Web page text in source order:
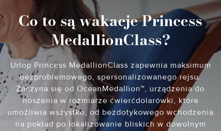
Co to są wakacje Princess
MedallionClass?
Urlop Princess MedallionClass zapewnia maksimum
bezproblemowego, spersonalizowanego rejsu.
Zaczyna się od OceanMedallion™, urządzenia do
noszenia w rozmiarze ćwierćdolarówki, które
umożliwia wszystko, od bezdotykowego wchodzenia
na pokład po lokalizowanie bliskich w dowolnym